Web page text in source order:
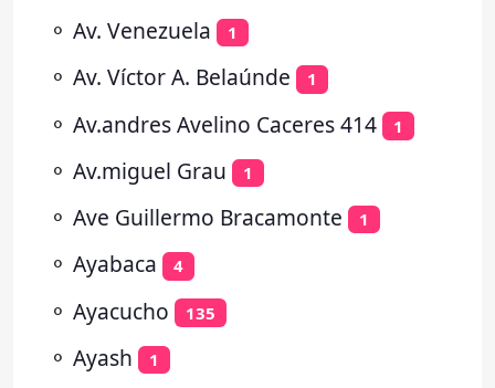
⚬ Av. Venezuela 1
⚬ Av. Víctor A. Belaúnde 1
⚬ Av.andres Avelino Caceres 414 1
⚬ Av.miguel Grau 1
⚬ Ave Guillermo Bracamonte 1
⚬ Ayabaca 4
⚬ Ayacucho 135
⚬ Ayash 1